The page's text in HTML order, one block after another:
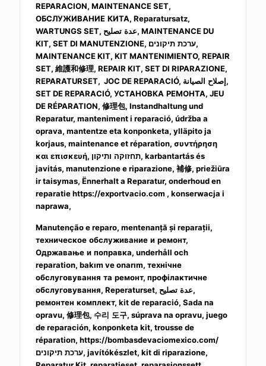
REPARACION, MAINTENANCE SET,
ОБСЛУЖИВАНИЕ КИТА, Reparatursatz,
WARTUNGS SET, عدة تصليح, MAINTENANCE DU
KIT, SET DI MANUTENZIONE, ערכת תיקונים,
MAINTENANCE KIT, KIT MANTENIMIENTO, REPAIR
SET, 維護和修理, REPAIR KIT, SET DI RIPARAZIONE,
REPARATURSET, JOC DE REPARACIÓ, إصلاح الصيانة,
SET DE REPARACIÓ, УСТАНОВКА РЕМОНТА, JEU
DE RÉPARATION, 修理包, Instandhaltung und
Reparatur, manteniment i reparació, údržba a
oprava, mantentze eta konponketa, ylläpito ja
korjaus, maintenance et réparation, συντήρηση
και
επισκευή, תחזוקה ותיקון, karbantartás és
javitás, manutenzione e riparazione, 補修, priežiūra
ir taisymas, Ënnerhalt a Reparatur, onderhoud en
reparatie https://exportvacio.com , konserwacja i
naprawa,
Manutenção e reparo, mentenanță și reparații,
техническое обслуживание и ремонт,
Одржавање и поправка, underhåll och
reparation, bakım ve onarım, технічне
обслуговування та ремонт, профілактичне
обслуговування, Reperaturset, عدة تصليح,
ремонтен комплект, kit de reparació, Sada na
opravu, 修理包, 수리 도구, súprava na opravu, juego
de reparación, konponketa kit, trousse de
réparation, https://bombasdevaciomexico.com/
ערכת תיקונים, javítókészlet, kit di riparazione,